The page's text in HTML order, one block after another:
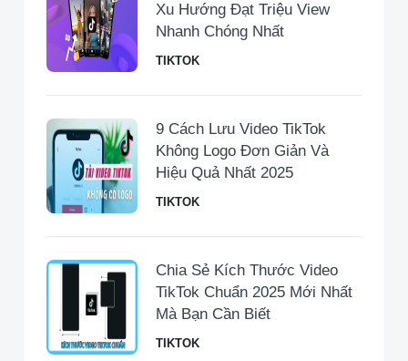
Xu Hướng Đạt Triệu View
Nhanh Chóng Nhất
TIKTOK
9 Cách Lưu Video TikTok
Không Logo Đơn Giản Và
Hiệu Quả Nhất 2025
TIKTOK
Chia Sẻ Kích Thước Video
TikTok Chuẩn 2025 Mới Nhất
Mà Bạn Cần Biết
TIKTOK